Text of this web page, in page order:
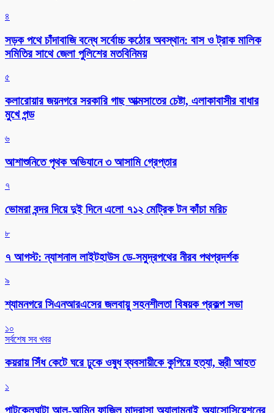
৪
সড়ক পথে চাঁদাবাজি বন্ধে সর্বোচ্চ কঠোর অবস্থান: বাস ও ট্রাক মালিক
সমিতির সাথে জেলা পুলিশের মতবিনিময়
৫
কলারোয়ার জয়নগরে সরকারি গাছ আত্মসাতের চেষ্টা, এলাকাবাসীর বাধার
মুখে পন্ড
৬
আশাশুনিতে পৃথক অভিযানে ৩ আসামি গ্রেপ্তার
৭
ভোমরা বন্দর দিয়ে দুই দিনে এলো ৭১২ মেট্রিক টন কাঁচা মরিচ
৮
৭ আগস্ট: ন্যাশনাল লাইটহাউস ডে-সমুদ্রপথের নীরব পথপ্রদর্শক
৯
শ্যামনগরে সিএনআরএসের জলবায়ু সহনশীলতা বিষয়ক প্রকল্প সভা
১০
সর্বশেষ সব খবর
কয়রায় সিঁধ কেটে ঘরে ঢুকে ওষুধ ব্যবসায়ীকে কুপিয়ে হত্যা, স্ত্রী আহত
১
পাটকেলঘাটা আল-আমিন ফাজিল মাদ্রাসা অ্যালামনাই অ্যাসোসিয়েশনের